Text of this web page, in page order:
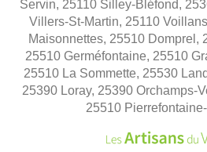
Servin, 25110 Silley-Bléfond,
Villers-St-Martin, 25110
Maisonnettes, 25510 Domprel,
25510 Germéfontaine, 25510
25510 La Sommette, 25530
25390 Loray, 25390 Orchamps-
25510